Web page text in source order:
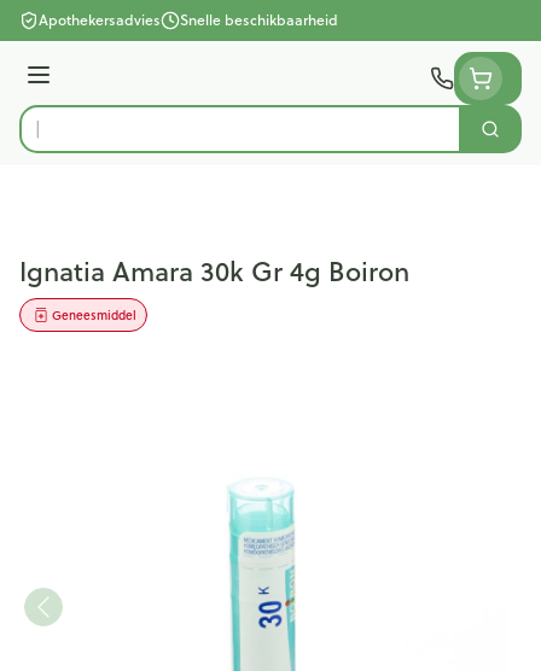
Ga naar de inhoud
Apothekersadvies Snelle beschikbaarheid
Menu
Product, merk, categorie...
Zoek
Ignatia Amara 30k Gr 4g Boiron
Geneesmiddel